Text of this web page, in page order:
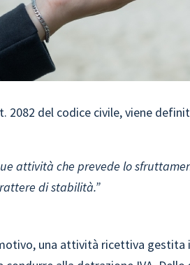
2082 del codice civile, viene
attività che prevede lo
di stabilità.”
una attività ricettiva gestita